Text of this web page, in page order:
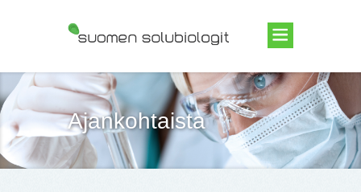
Suomen Solubiologit ry
Ajankohtaista